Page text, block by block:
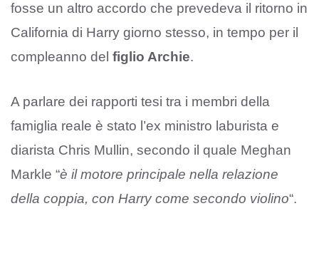
fosse un altro accordo che prevedeva il ritorno in
California di Harry giorno stesso, in tempo per il
compleanno del figlio Archie.
A parlare dei rapporti tesi tra i membri della
famiglia reale è stato l’ex ministro laburista e
diarista Chris Mullin, secondo il quale Meghan
Markle “è il motore principale nella relazione
della coppia, con Harry come secondo violino“.